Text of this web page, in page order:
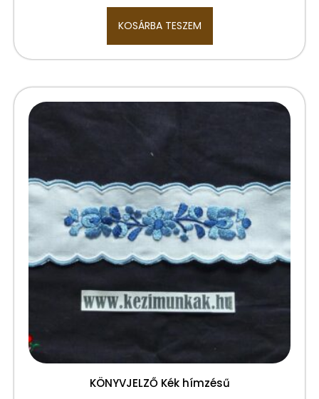
KOSÁRBA TESZEM
KÖNYVJELZŐ Kék hímzésű